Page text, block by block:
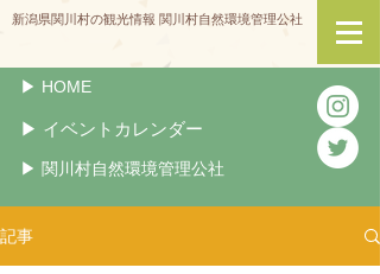
▶︎ HOME
▶︎ イベントカレンダー
▶︎ 関川村自然環境管理公社
新潟県関川村の観光情報 関川村自然環境管理公社
記事